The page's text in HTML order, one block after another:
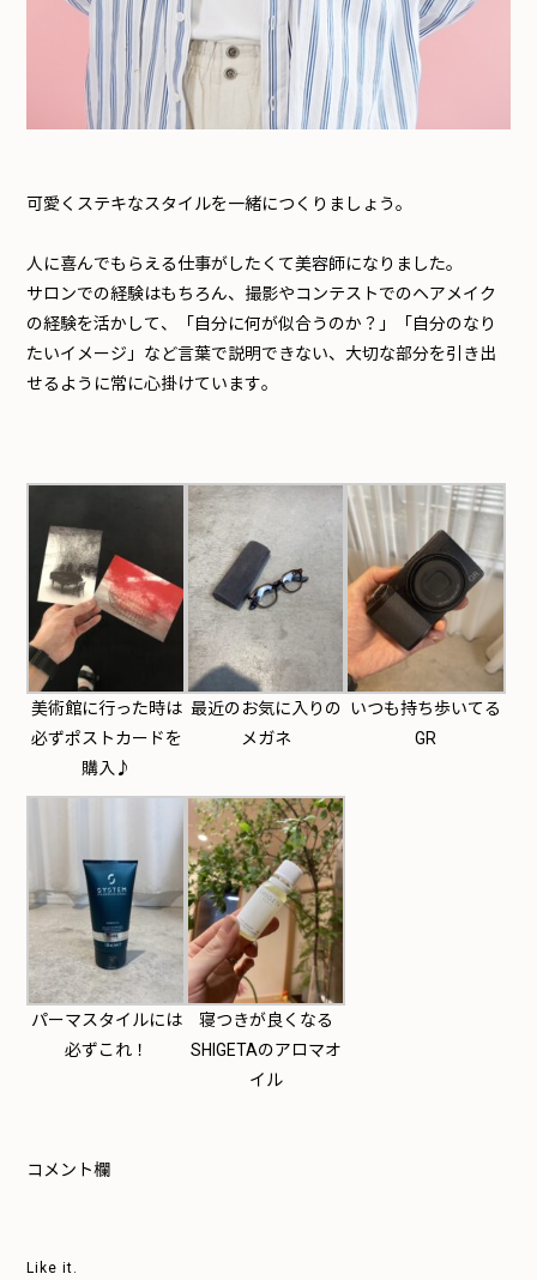
可愛くステキなスタイルを一緒につくりましょう。
人に喜んでもらえる仕事がしたくて美容師になりました。
サロンでの経験はもちろん、撮影やコンテストでのヘアメイク
の経験を活かして、「自分に何が似合うのか？」「自分のなり
たいイメージ」など言葉で説明できない、大切な部分を引き出
せるように常に心掛けています。
美術館に行った時は
必ずポストカードを
購入♪
最近のお気に入りの
メガネ
いつも持ち歩いてる
GR
パーマスタイルには
必ずこれ！
寝つきが良くなる
SHIGETAのアロマオ
イル
コメント欄
Like it.